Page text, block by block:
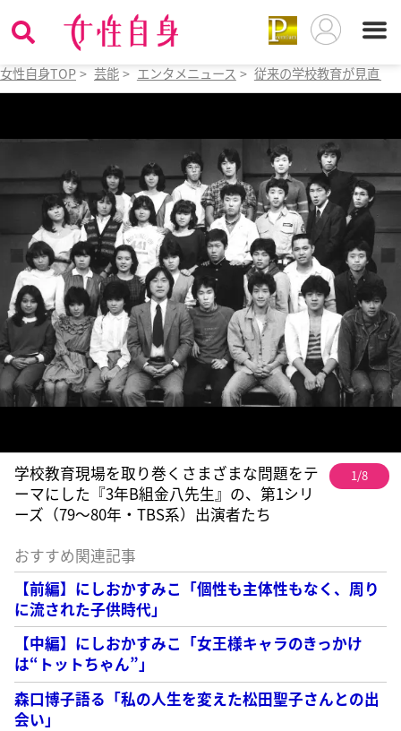
女性自身TOP > 芸能 > エンタメニュース > 従来の学校教育が見直さ
学校教育現場を取り巻くさまざまな問題をテ
ーマにした『3年B組金八先生』の、第1シリ
ーズ（79〜80年・TBS系）出演者たち
1/8
おすすめ関連記事
【前編】にしおかすみこ「個性も主体性もなく、周り
に流された子供時代」
【中編】にしおかすみこ「女王様キャラのきっかけ
は“トットちゃん”」
森口博子語る「私の人生を変えた松田聖子さんとの出
会い」